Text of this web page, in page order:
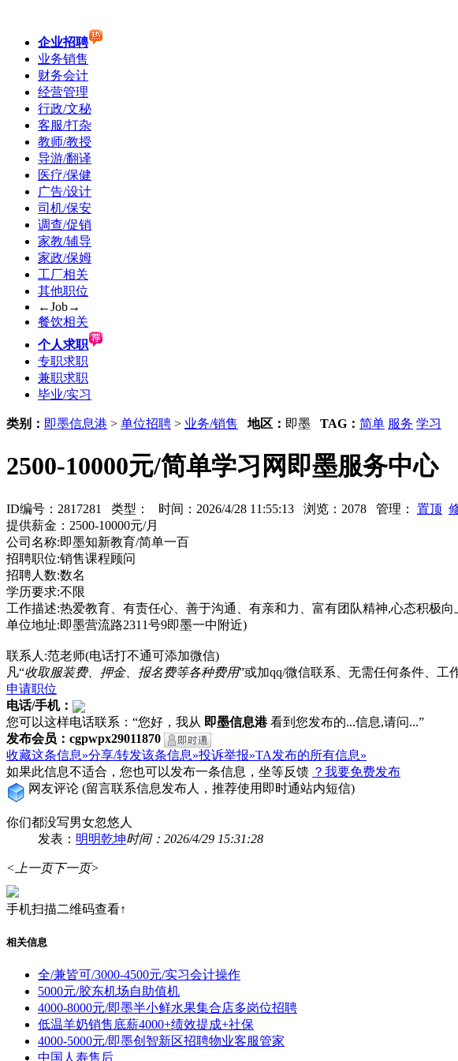
企业招聘
业务销售
财务会计
经营管理
行政/文秘
客服/打杂
教师/教授
导游/翻译
医疗/保健
广告/设计
司机/保安
调查/促销
家教/辅导
家政/保姆
工厂相关
其他职位
←Job→
餐饮相关
个人求职
专职求职
兼职求职
毕业/实习
类别： 即墨信息港 > 单位招聘 > 业务/销售 地区： 即墨 TAG： 简单 服务 学习
2500-10000元/简单学习网即墨服务中心
ID编号：2817281 类型： 时间：2026/4/28 11:55:13 浏览：2078 管理： 置顶
提供薪金：2500-10000元/月
公司名称:即墨知新教育/简单一百
招聘职位:销售课程顾问
招聘人数:数名
学历要求:不限
工作描述:热爱教育、有责任心、善于沟通、有亲和力、富有团队精神,心态积极向
单位地址:即墨营流路2311号9即墨一中附近)
联系人:范老师(电话打不通可添加微信)
凡“收取服装费、押金、报名费等各种费用”或加qq/微信联系、无需任何条件、工
申请职位
电话/手机：
您可以这样电话联系：“您好，我从 即墨信息港看到您发布的...信息,请问...”
发布会员：cgpwpx29011870
收藏这条信息»分享/转发该条信息»投诉举报»TA发布的所有信息»
如果此信息不适合，您也可以发布一条信息，坐等反馈 ？我要免费发布
网友评论 (留言联系信息发布人，推荐使用即时通站内短信)
你们都没写男女忽悠人
发表： 明明乾坤时间：2026/4/29 15:31:28
<上一页下一页>
手机扫描二维码查看↑
相关信息
全/兼皆可/3000-4500元/实习会计操作
5000元/胶东机场自助值机
4000-8000元/即墨半小鲜水果集合店多岗位招聘
低温羊奶销售底薪4000+绩效提成+社保
4000-5000元/即墨创智新区招聘物业客服管家
中国人寿售后